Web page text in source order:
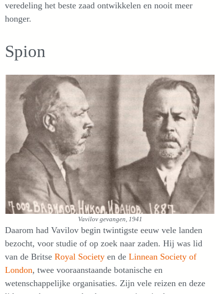
veredeling het beste zaad ontwikkelen en nooit meer
honger.
Spion
Vavilov gevangen, 1941
Daarom had Vavilov begin twintigste eeuw vele landen
bezocht, voor studie of op zoek naar zaden. Hij was lid
van de Britse Royal Society en de Linnean Society of
London, twee vooraanstaande botanische en
wetenschappelijke organisaties. Zijn vele reizen en deze